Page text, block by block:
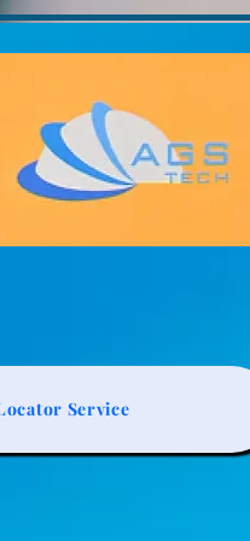
Service